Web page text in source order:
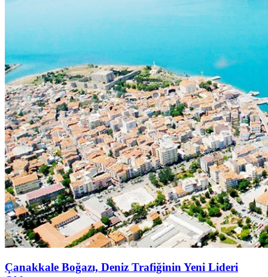
Çanakkale Boğazı, Deniz Trafiğinin Yeni Lideri